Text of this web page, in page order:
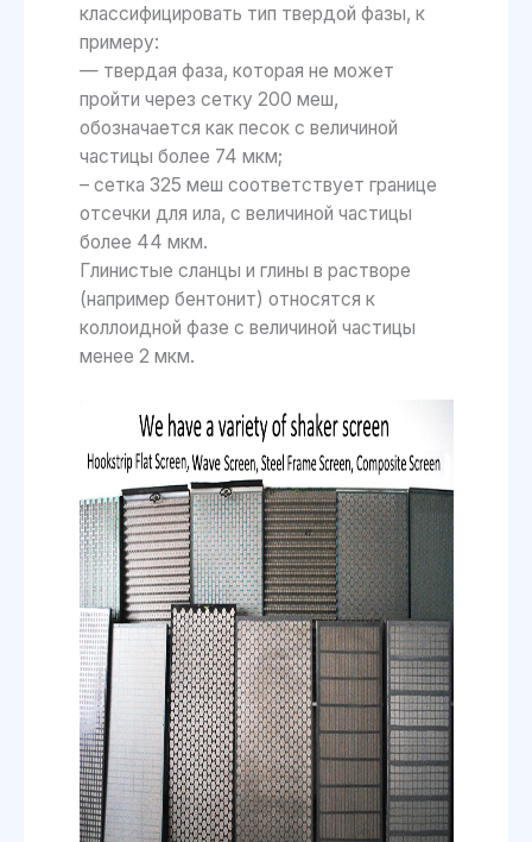
классифицировать тип твердой фазы, к
примеру:
— твердая фаза, которая не может
пройти через сетку 200 меш,
обозначается как песок с величиной
частицы более 74 мкм;
– сетка 325 меш соответствует границе
отсечки для ила, с величиной частицы
более 44 мкм.
Глинистые сланцы и глины в растворе
(например бентонит) относятся к
коллоидной фазе с величиной частицы
менее 2 мкм.